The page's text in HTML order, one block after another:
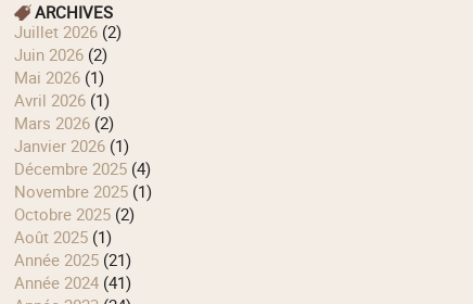
ARCHIVES
juillet 2026(2)
juin 2026(2)
mai 2026(1)
avril 2026(1)
mars 2026(2)
janvier 2026(1)
décembre 2025(4)
novembre 2025(1)
octobre 2025(2)
août 2025(1)
année 2025(21)
année 2024(41)